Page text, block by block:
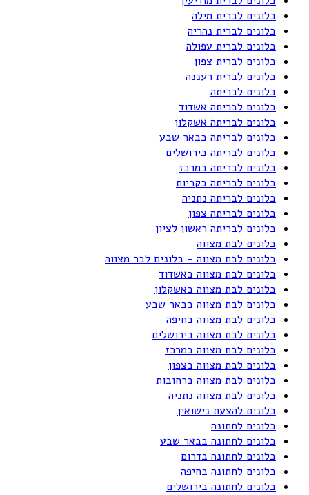
בלונים לברית מילה
בלונים לברית נהריה
בלונים לברית עפולה
בלונים לברית צפון
בלונים לברית רעננה
בלונים לבריתה
בלונים לבריתה אשדוד
בלונים לבריתה אשקלון
בלונים לבריתה בבאר שבע
בלונים לבריתה בירושלים
בלונים לבריתה במרכז
בלונים לבריתה בקריות
בלונים לבריתה נתניה
בלונים לבריתה צפון
בלונים לבריתה ראשון לציון
בלונים לבת מצווה
בלונים לבת מצווה – בלונים לבר מצווה
בלונים לבת מצווה באשדוד
בלונים לבת מצווה באשקלון
בלונים לבת מצווה בבאר שבע
בלונים לבת מצווה בחיפה
בלונים לבת מצווה בירושלים
בלונים לבת מצווה במרכז
בלונים לבת מצווה בצפון
בלונים לבת מצווה ברחובות
בלונים לבת מצווה נתניה
בלונים להצעת נישואין
בלונים לחתונה
בלונים לחתונה בבאר שבע
בלונים לחתונה בדרום
בלונים לחתונה בחיפה
בלונים לחתונה בירושלים